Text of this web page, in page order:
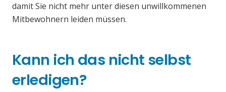
damit Sie nicht mehr unter diesen unwillkommenen
Mitbewohnern leiden müssen.
Kann ich das nicht selbst
erledigen?